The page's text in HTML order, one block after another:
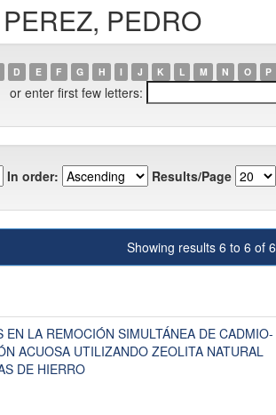
PEDRO
D E F G H I J K L M N O P
or enter first few letters:
In order: Results/Page
Showing results 6 to 6 of 6
LA REMOCIÓN SIMULTÁNEA DE CADMIO-
ACUOSA UTILIZANDO ZEOLITA NATURAL
DE HIERRO